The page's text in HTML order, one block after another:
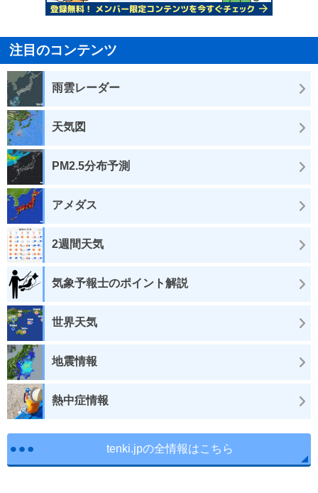
注目のコンテンツ
雨雲レーダー
天気図
PM2.5分布予測
アメダス
2週間天気
気象予報士のポイント解説
世界天気
地震情報
熱中症情報
tenki.jpの全情報はこちら